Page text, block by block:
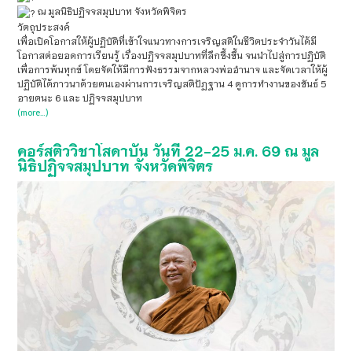
ณ มูลนิธิปฏิจจสมุปบาท จังหวัดพิจิตร
วัตถุประสงค์
เพื่อเปิดโอกาสให้ผู้ปฏิบัติที่เข้าใจแนวทางการเจริญสติในชีวิตประจำวันได้มี
โอกาสต่อยอดการเรียนรู้ เรื่องปฏิจจสมุปบาทที่ลึกซึ้งขึ้น จนนำไปสู่การปฏิบัติ
เพื่อการพ้นทุกข์ โดยจัดให้มีการฟังธรรมจากหลวงพ่ออำนาจ และจัดเวลาให้ผู้
ปฏิบัติได้ภาวนาด้วยตนเองผ่านการเจริญสติปัฏฐาน 4 ดูการทำงานของขันธ์ 5
อายตนะ 6 และ ปฏิจจสมุปบาท
(more…)
คอร์สติววิชาโสดาบัน วันที่ 22-25 ม.ค. 69 ณ มูล
นิธิปฏิจจสมุปบาท จังหวัดพิจิตร